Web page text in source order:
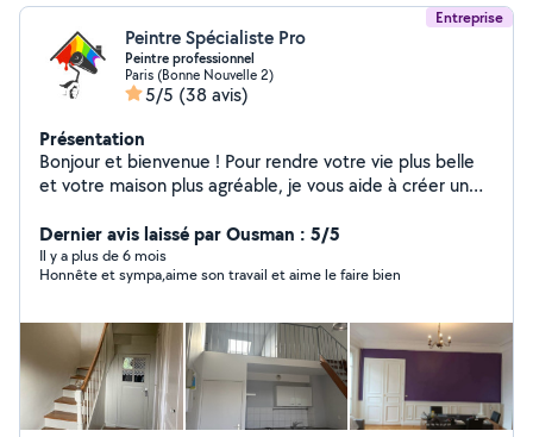
Entreprise
Peintre Spécialiste Pro
Peintre professionnel
Paris (Bonne Nouvelle 2)
5/5 (38 avis)
Présentation
Bonjour et bienvenue ! Pour rendre votre vie plus belle
et votre maison plus agréable, je vous aide à créer un
Entreprise de peinture Artisan peintre professionnel
avec 11 ans d'expérience, spécialisé dans la rénovation
intérieure et extérieure. Travail soigné, respect des
travail soigné, impeccable et durable, réalisé avec détail
et avec du matériel professionnel complet, avec l'appui
de mon équipe. Mes engagements : Travail détaillé
Finitions de haute qualité Résultat élégant et
harmonieux Intervention rapide et professionnelle Devis
Dernier avis laissé par Ousman : 5/5
Il y a plus de 6 mois
Honnête et sympa,aime son travail et aime le faire bien